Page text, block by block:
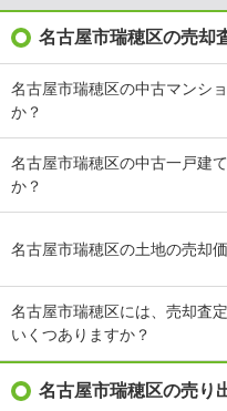
名古屋市瑞穂区の売却
名古屋市瑞穂区の中古マンシ
か？
名古屋市瑞穂区の中古一戸建
か？
名古屋市瑞穂区の土地の売却
名古屋市瑞穂区には、売却査
いくつありますか？
名古屋市瑞穂区の売り